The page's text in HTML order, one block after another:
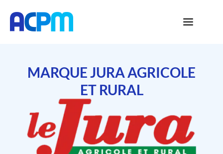
MARQUE JURA AGRICOLE
ET RURAL